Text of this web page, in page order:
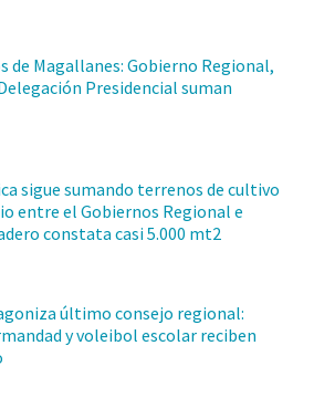
de Magallanes: Gobierno Regional,
Presidencial suman
sigue sumando terrenos de cultivo
entre el Gobiernos Regional e
constata casi 5.000 mt2
último consejo regional:
y voleibol escolar reciben